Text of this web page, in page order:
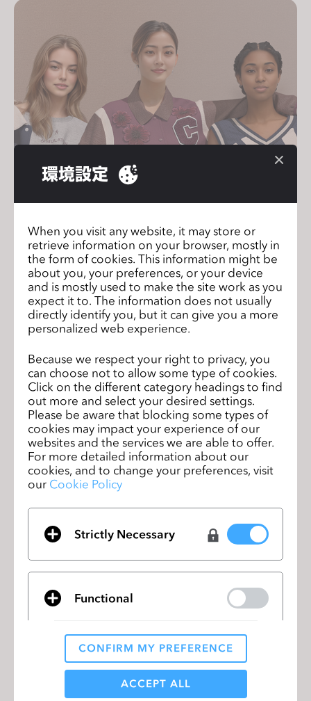
資格
13歳以上で、認定校に在籍している学生であ
る必要があります。
ご利用可能期間
以下のリンクより詳細をご確認ください。
さらに詳しく
環境設定
When you visit any website, it may store or
retrieve information on your browser, mostly in
the form of cookies. This information might be
about you, your preferences, or your device
and is mostly used to make the site work as you
expect it to. The information does not usually
directly identify you, but it can give you a more
personalized web experience.
Because we respect your right to privacy, you
can choose not to allow some type of cookies.
Click on the different category headings to find
out more and select your desired settings.
Please be aware that blocking some types of
cookies may impact your experience of our
websites and the services we are able to offer.
For more detailed information about our
cookies, and to change your preferences, visit
our Cookie Policy
Strictly Necessary
Functional
Analytical / Performance
CONFIRM MY PREFERENCE
ACCEPT ALL